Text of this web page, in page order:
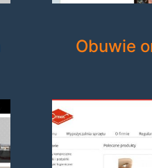
Obuwie